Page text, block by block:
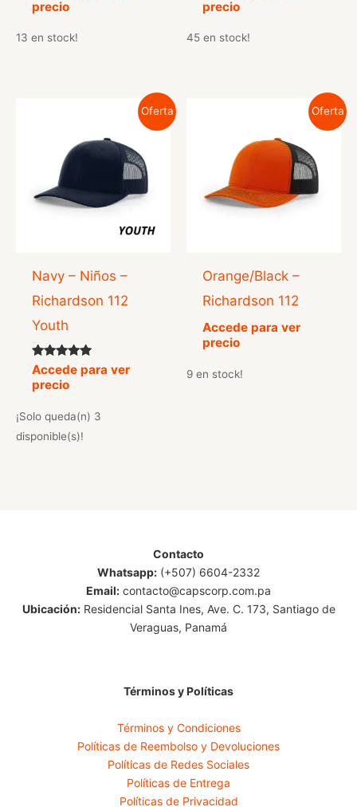
5.00
precio
13 en stock!
5.00
precio
45 en stock!
Oferta
Navy – Niños –
Richardson 112
Youth
Valorado
con
5.00
Accede para ver
precio
¡Solo queda(n) 3
disponible(s)!
Oferta
Orange/Black –
Richardson 112
Accede para ver
precio
9 en stock!
Contacto
Whatsapp: (+507) 6604-2332
Email: contacto@capscorp.com.pa
Ubicación:Residencial Santa Ines, Ave. C. 173, Santiago de
Veraguas, Panamá
Términos y Políticas
Términos y Condiciones
Políticas de Reembolso y Devoluciones
Políticas de Redes Sociales
Políticas de Entrega
Políticas de Privacidad